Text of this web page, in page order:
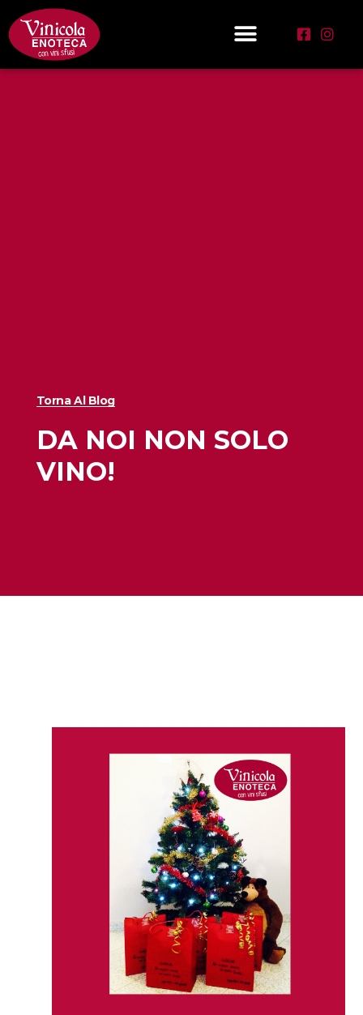
Torna Al Blog
DA NOI NON SOLO
VINO!